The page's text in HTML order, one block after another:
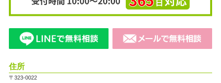
住所
〒323-0022